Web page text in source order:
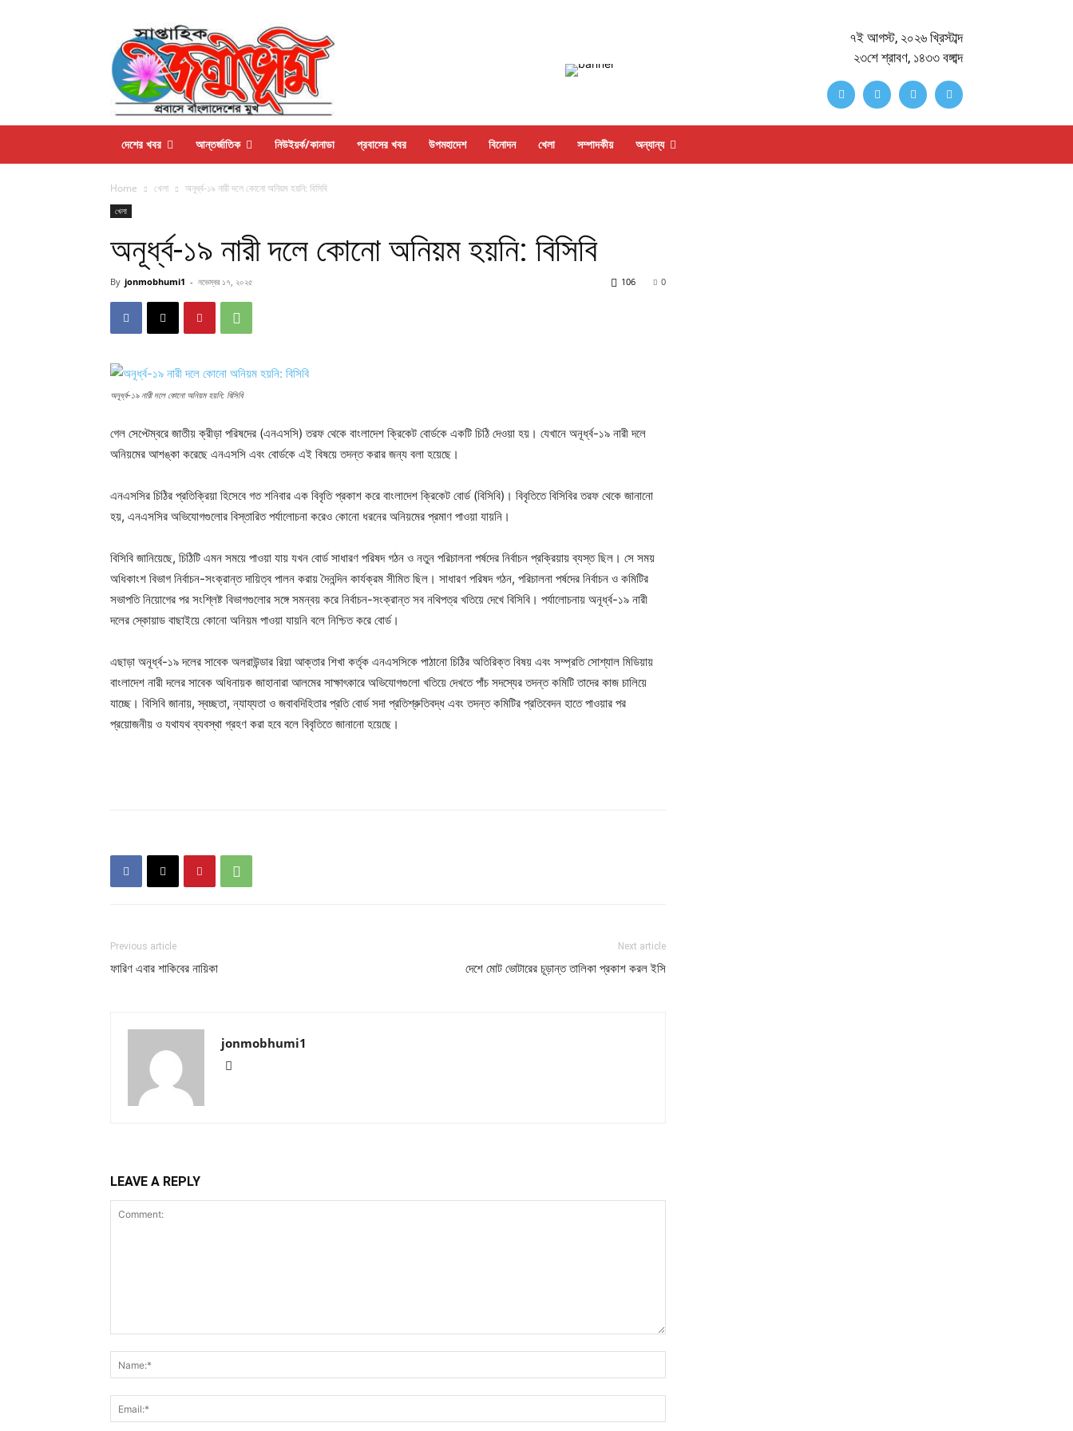
৭ই আগস্ট, ২০২৬ খ্রিস্টাব্দ
২৩শে শ্রাবণ, ১৪৩৩ বঙ্গাব্দ
দেশের খবর আন্তর্জাতিক নিউইয়র্ক/কানাডা প্রবাসের খবর উপমহাদেশ বিনোদন খেলা সম্পাদকীয় অন্যান্য
Home খেলা অনূর্ধ্ব-১৯ নারী দলে কোনো অনিয়ম হয়নি: বিসিবি
খেলা
অনূর্ধ্ব-১৯ নারী দলে কোনো অনিয়ম হয়নি: বিসিবি
By jonmobhumi1 - নভেম্বর ১৭, ২০২৫ 0
106
অনূর্ধ্ব-১৯ নারী দলে কোনো অনিয়ম হয়নি: বিসিবি
গেল সেপ্টেম্বরে জাতীয় ক্রীড়া পরিষদের (এনএসসি) তরফ থেকে বাংলাদেশ ক্রিকেট বোর্ডকে একটি চিঠি দেওয়া হয়। যেখানে অনূর্ধ্ব-১৯ নারী দলে
অনিয়মের আশঙ্কা করেছে এনএসসি এবং বোর্ডকে এই বিষয়ে তদন্ত করার জন্য বলা হয়েছে।
এনএসসির চিঠির প্রতিক্রিয়া হিসেবে গত শনিবার এক বিবৃতি প্রকাশ করে বাংলাদেশ ক্রিকেট বোর্ড (বিসিবি)। বিবৃতিতে বিসিবির তরফ থেকে জানানো
হয়, এনএসসির অভিযোগগুলোর বিস্তারিত পর্যালোচনা করেও কোনো ধরনের অনিয়মের প্রমাণ পাওয়া যায়নি।
বিসিবি জানিয়েছে, চিঠিটি এমন সময়ে পাওয়া যায় যখন বোর্ড সাধারণ পরিষদ গঠন ও নতুন পরিচালনা পর্ষদের নির্বাচন প্রক্রিয়ায় ব্যস্ত ছিল। সে সময়
অধিকাংশ বিভাগ নির্বাচন-সংক্রান্ত দায়িত্ব পালন করায় দৈনন্দিন কার্যক্রম সীমিত ছিল। সাধারণ পরিষদ গঠন, পরিচালনা পর্ষদের নির্বাচন ও কমিটির
সভাপতি নিয়োগের পর সংশ্লিষ্ট বিভাগগুলোর সঙ্গে সমন্বয় করে নির্বাচন-সংক্রান্ত সব নথিপত্র খতিয়ে দেখে বিসিবি। পর্যালোচনায় অনূর্ধ্ব-১৯ নারী
দলের স্কোয়াড বাছাইয়ে কোনো অনিয়ম পাওয়া যায়নি বলে নিশ্চিত করে বোর্ড।
এছাড়া অনূর্ধ্ব-১৯ দলের সাবেক অলরাউন্ডার রিয়া আক্তার শিখা কর্তৃক এনএসসিকে পাঠানো চিঠির অতিরিক্ত বিষয় এবং সম্প্রতি সোশ্যাল মিডিয়ায়
বাংলাদেশ নারী দলের সাবেক অধিনায়ক জাহানারা আলমের সাক্ষাৎকারে অভিযোগগুলো খতিয়ে দেখতে পাঁচ সদস্যের তদন্ত কমিটি তাদের কাজ চালিয়ে
যাচ্ছে। বিসিবি জানায়, স্বচ্ছতা, ন্যায্যতা ও জবাবদিহিতার প্রতি বোর্ড সদা প্রতিশ্রুতিবদ্ধ এবং তদন্ত কমিটির প্রতিবেদন হাতে পাওয়ার পর
প্রয়োজনীয় ও যথাযথ ব্যবস্থা গ্রহণ করা হবে বলে বিবৃতিতে জানানো হয়েছে।
Previous article
ফারিণ এবার শাকিবের নায়িকা
Next article
দেশে মোট ভোটারের চূড়ান্ত তালিকা প্রকাশ করল ইসি
jonmobhumi1
LEAVE A REPLY